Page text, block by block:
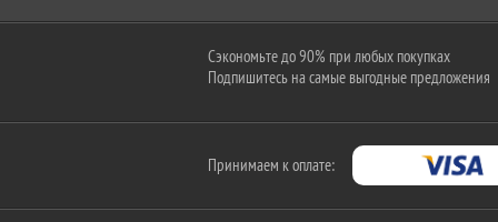
Сэкономьте до 90% при любых покупках
Подпишитесь на самые выгодные предложения
Принимаем к оплате: